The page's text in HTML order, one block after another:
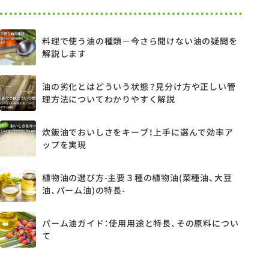
料理で使う油の種類－今さら聞けない油の疑問を
解説します
油の劣化とはどういう状態？見分け方や正しい管
理方法についてわかりやすく解説
炊飯油でおいしさをキープ！上手に選んで効率ア
ップを実現
植物油の選び方-主要３種の植物油(菜種油、大豆
油、パーム油)の特長-
パーム油ガイド：使用用途と特長、その原料につい
て